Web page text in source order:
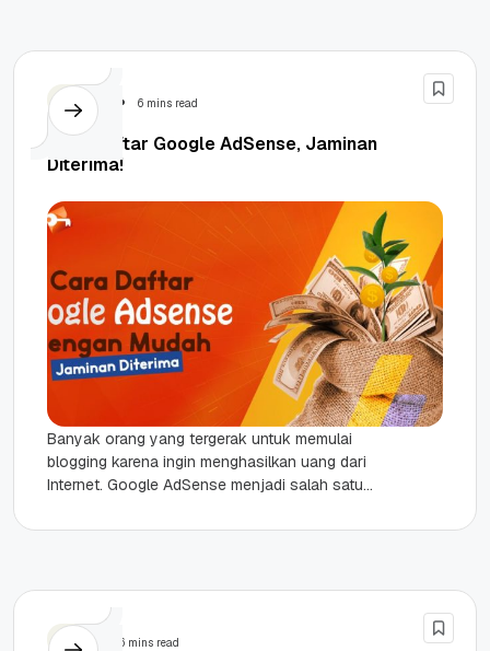
Tutorial 6 mins read
Cara Daftar Google AdSense, Jaminan
Diterima!
Banyak orang yang tergerak untuk memulai
blogging karena ingin menghasilkan uang dari
Internet. Google AdSense menjadi salah satu
blogger...
6 mins read